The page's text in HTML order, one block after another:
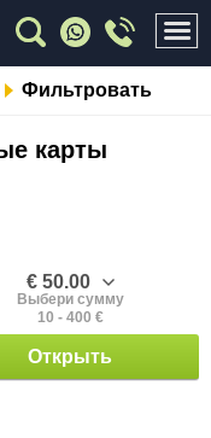
Фильтровать
карты
€ 50.00
Выбери сумму
10 - 400 €
Открыть